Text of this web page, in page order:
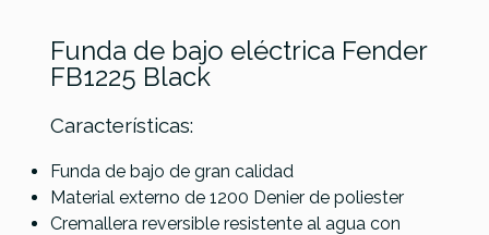
Funda de bajo eléctrica Fender
FB1225 Black
Características:
Funda de bajo de gran calidad
Material externo de 1200 Denier de poliester
Cremallera reversible resistente al agua con
Referencia FUNDBAJFEN008